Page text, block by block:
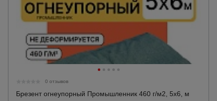
0 отзывов
Брезент огнеупорный Промышленник 460 г/м2, 5х6, м